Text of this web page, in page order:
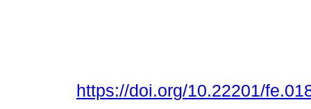
https://doi.org/10.22201/